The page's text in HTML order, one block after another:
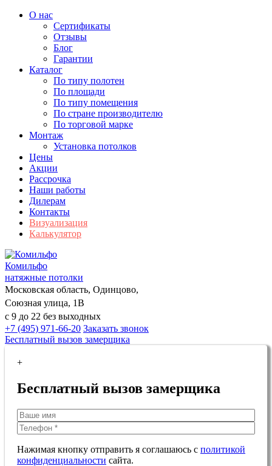
О нас
Сертификаты
Отзывы
Блог
Гарантии
Каталог
По типу полотен
По площади
По типу помещения
По стране производителю
По торговой марке
Монтаж
Установка потолков
Цены
Акции
Рассрочка
Наши работы
Дилерам
Контакты
Визуализация
Калькулятор
Комильфо
натяжные потолки
Московская область, Одинцово,
Союзная улица, 1В
с 9 до 22 без выходных
+7 (495) 971-66-20 Заказать звонок
Бесплатный вызов замерщика
+
Бесплатный вызов замерщика
Нажимая кнопку отправить я соглашаюсь с политикой
конфиденциальности сайта.